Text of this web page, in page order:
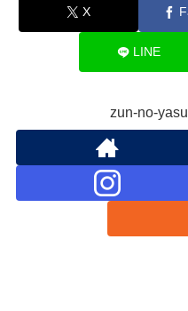
X
LINE
zun-no-